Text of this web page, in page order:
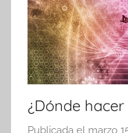
¿Dónde
Publicada el marzo